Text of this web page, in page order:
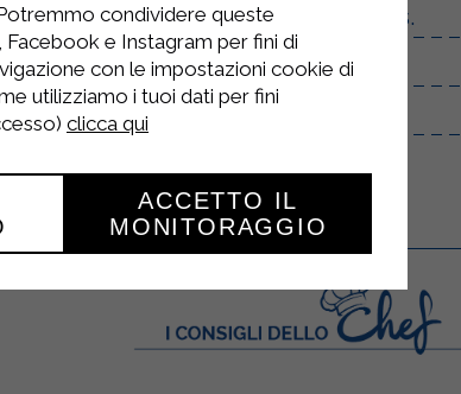
les paniers de meringue froids.
condividere queste
e Instagram per fini di
con le impostazioni cookie di
utilizziamo i tuoi dati per fini
clicca qui
ACCETTO IL
MONITORAGGIO